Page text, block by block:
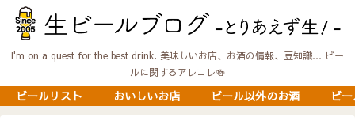
I'm on a quest for the best drink. 美味しいお店、お酒の情報、豆知識… ビー
ルに関するアレコレ🍻
ビールリスト おいしいお店 ビール以外のお酒 ビ